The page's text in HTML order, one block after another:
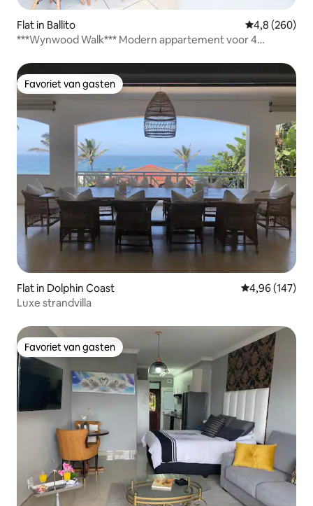
Flat in Ballito Gemiddelde
4,8 (260)
***Wynwood Walk*** Modern appartement voor 4
Favoriet van gasten
Favoriet van gasten
Flat in Dolphin Coast Gemiddelde
4,96 (147)
Luxe strandvilla
Favoriet van gasten
Favoriet van gasten